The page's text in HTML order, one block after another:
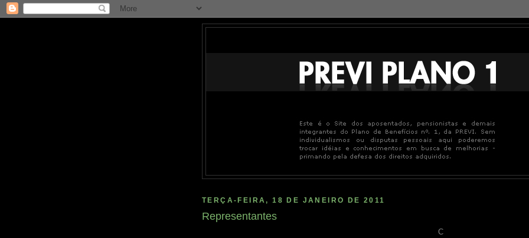
TERÇA-FEIRA, 18 DE JANEIRO DE 2011
Representantes
C